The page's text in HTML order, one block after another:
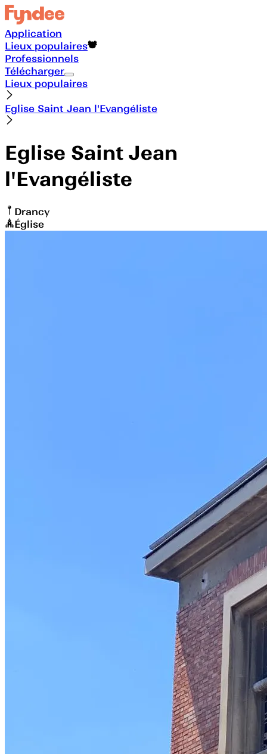
Application
Lieux populaires
Professionnels
Télécharger
Lieux populaires
Eglise Saint Jean l'Evangéliste
Eglise Saint Jean
l'Evangéliste
Drancy
Église